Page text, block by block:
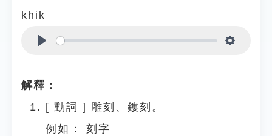
khik
解釋：
[ 動詞 ] 雕刻、鏤刻。
例如：
刻字